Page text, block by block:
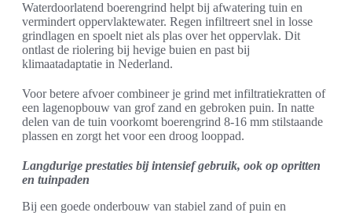
Waterdoorlatend boerengrind helpt bij afwatering tuin en
vermindert oppervlaktewater. Regen infiltreert snel in losse
grindlagen en spoelt niet als plas over het oppervlak. Dit
ontlast de riolering bij hevige buien en past bij
klimaatadaptatie in Nederland.
Voor betere afvoer combineer je grind met infiltratiekratten of
een lagenopbouw van grof zand en gebroken puin. In natte
delen van de tuin voorkomt boerengrind 8-16 mm stilstaande
plassen en zorgt het voor een droog looppad.
Langdurige prestaties bij intensief gebruik, ook op opritten
en tuinpaden
Bij een goede onderbouw van stabiel zand of puin en